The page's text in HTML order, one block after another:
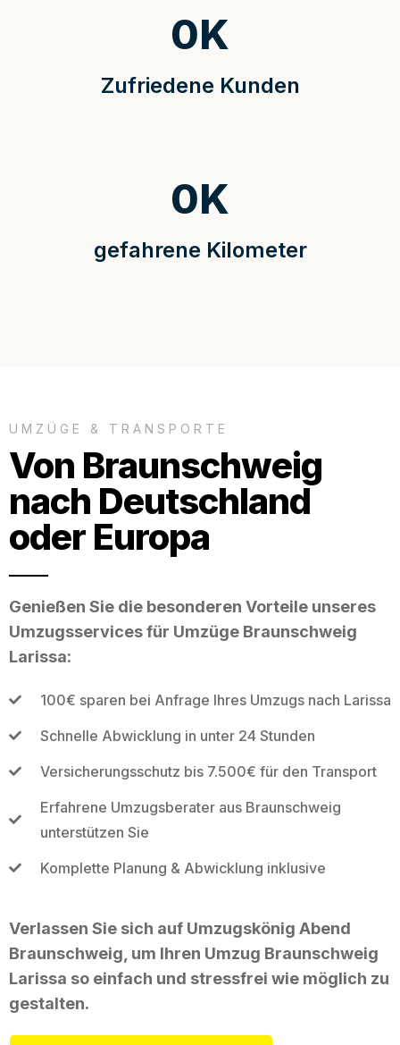
Zufriedene Kunden
0K
gefahrene Kilometer
0K
UMZÜGE & TRANSPORTE
Von Braunschweig
nach Deutschland
oder Europa
Genießen Sie die besonderen Vorteile unseres
Umzugsservices für Umzüge Braunschweig
Larissa:
100€ sparen bei Anfrage Ihres Umzugs nach Larissa
Schnelle Abwicklung in unter 24 Stunden
Versicherungsschutz bis 7.500€ für den Transport
Erfahrene Umzugsberater aus Braunschweig
unterstützen Sie
Komplette Planung & Abwicklung inklusive
Verlassen Sie sich auf Umzugskönig Abend
Braunschweig, um Ihren Umzug Braunschweig
Larissa so einfach und stressfrei wie möglich zu
gestalten.